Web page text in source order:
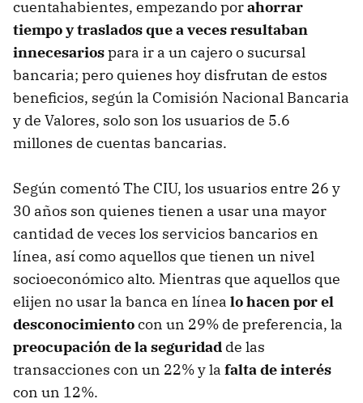
cuentahabientes, empezando porahorrar
tiempo y traslados que a veces resultaban
innecesariospara ir a un cajero o sucursal
bancaria; pero quienes hoy disfrutan de estos
beneficios, según la Comisión Nacional Bancaria
y de Valores, solo son los usuarios de 5.6
millones de cuentas bancarias.
Según comentó The CIU, los usuarios entre 26 y
30 años son quienes tienen a usar una mayor
cantidad de veces los servicios bancarios en
línea, así como aquellos que tienen un nivel
socioeconómico alto. Mientras que aquellos que
elijen no usar la banca en línea lo hacen por el
desconocimientocon un 29% de preferencia, la
preocupación de la seguridad de las
transacciones con un 22% y la falta de interés
con un 12%.